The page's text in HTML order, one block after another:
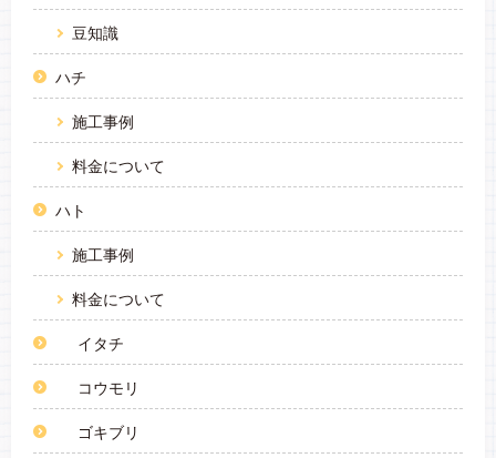
豆知識
ハチ
施工事例
料金について
ハト
施工事例
料金について
イタチ
コウモリ
ゴキブリ